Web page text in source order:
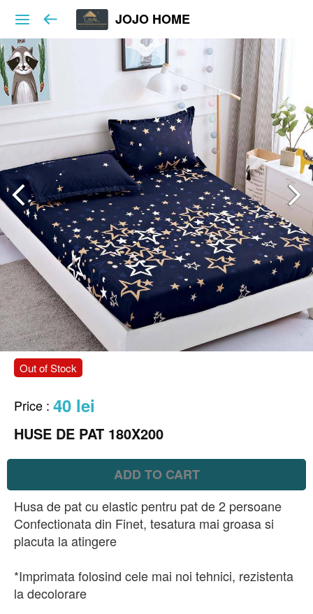
JOJO HOME
Out of Stock
Price : 40 lei
HUSE DE PAT 180X200
ADD TO CART
Husa de pat cu elastic pentru pat de 2 persoane
Confectionata din Finet, tesatura mai groasa si
placuta la atingere
*Imprimata folosind cele mai noi tehnici, rezistenta
la decolorare